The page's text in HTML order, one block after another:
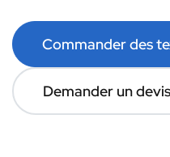
Commander des
Demander un devis